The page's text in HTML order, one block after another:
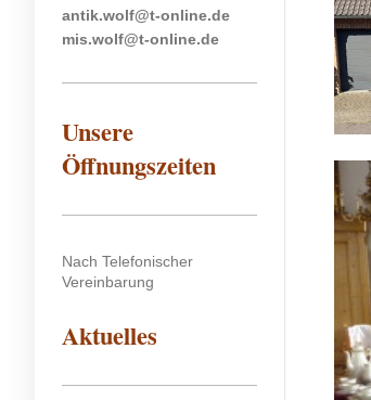
antik.wolf@t-online.de
mis.wolf@t-online.de
Unsere
Öffnungszeiten
Nach Telefonischer
Vereinbarung
Aktuelles